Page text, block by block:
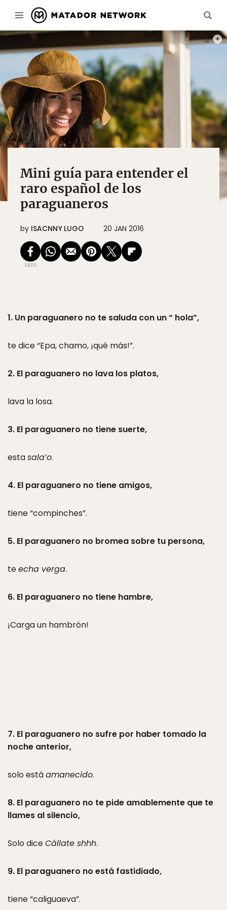
Mini guía para entender el
raro español de los
paraguaneros
by ISACNNY LUGO 20 JAN 2016
1910
1. Un paraguanero no te saluda con un “ hola”,
te dice “Epa, chamo, ¡qué más!”.
2. El paraguanero no lava los platos,
lava la losa.
3. El paraguanero no tiene suerte,
estasala’o.
4. El paraguanero no tiene amigos,
tiene “compinches”.
5. El paraguanero no bromea sobre tu persona,
teecha verga.
6. El paraguanero no tiene hambre,
¡Carga un hambrón!
7. El paraguanero no sufre por haber tomado la
noche anterior,
solo estáamanecido.
8. El paraguanero no te pide amablemente que te
llames al silencio,
Solo diceCállate shhh.
9. El paraguanero no está fastidiado,
tiene “caliguaeva”.